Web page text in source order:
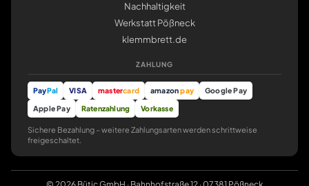
Nachhaltigkeit
Werkstatt Pößneck
klemmbrett.de
ZAHLUNG
PayPal VISA mastercard amazonpay
Google Pay
Apple Pay
Ratenzahlung Vorkasse
Sichere Bezahlung – weitere Zahlungsarten werden schrittweise
freigeschaltet.